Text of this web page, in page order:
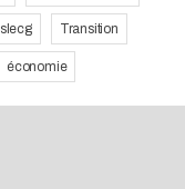
slecg Transition
économie